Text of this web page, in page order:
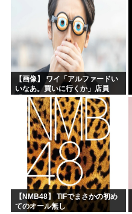
【画像】 ワイ「アルファードい
いなあ。買いに行くか」店員
「ほいっ見積もりな！」ワイ
「金額おかしくね？」←お前ら
もそう思うよな？？？？？
【NMB48】 TIFでまさかの初め
てのオール無し